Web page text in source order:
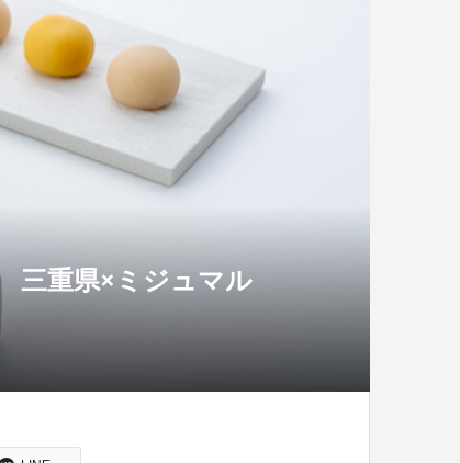
三重県×ミジュマル